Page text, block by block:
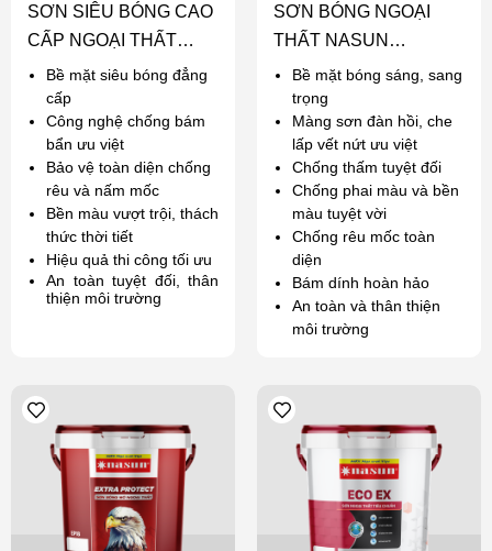
SƠN SIÊU BÓNG CAO
CẤP NGOẠI THẤT
NASUN PLUS
Bề mặt siêu bóng đẳng
cấp
Công nghệ chống bám
bẩn ưu việt
Bảo vệ toàn diện chống
rêu và nấm mốc
Bền màu vượt trội, thách
thức thời tiết
Hiệu quả thi công tối ưu
An toàn tuyệt đối, thân
thiện môi trường
SƠN BÓNG NGOẠI
THẤT NASUN
MAXIMUM
Bề mặt bóng sáng, sang
trọng
Màng sơn đàn hồi, che
lấp vết nứt ưu việt
Chống thấm tuyệt đối
Chống phai màu và bền
màu tuyệt vời
Chống rêu mốc toàn
diện
Bám dính hoàn hảo
An toàn và thân thiện
môi trường